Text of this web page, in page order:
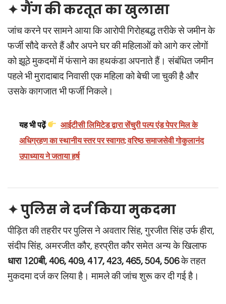
✦ गैंग की करतूत का खुलासा
जांच करने पर सामने आया कि आरोपी गिरोहबद्ध तरीके से जमीन के
फर्जी सौदे करते हैं और अपने घर की महिलाओं को आगे कर लोगों
को झूठे मुकदमों में फंसाने का हथकंडा अपनाते हैं। संबंधित जमीन
पहले भी मुरादाबाद निवासी एक महिला को बेची जा चुकी है और
उसके कागजात भी फर्जी निकले।
यह भी पढ़ें
आईटीसी लिमिटेड द्वारा सेंचुरी पल्प एंड पेपर मिल के
अधिग्रहण का स्थानीय स्तर पर स्वागत; वरिष्ठ समाजसेवी गोकुलानंद
उपाध्याय ने जताया हर्ष
✦ पुलिस ने दर्ज किया मुकदमा
पीड़ित की तहरीर पर पुलिस ने अवतार सिंह, गुरजीत सिंह उर्फ हीरा,
संदीप सिंह, अमरजीत कौर, हरप्रीत कौर समेत अन्य के खिलाफ
धारा 120बी, 406, 409, 417, 423, 465, 504, 506के तहत
मुकदमा दर्ज कर लिया है। मामले की जांच शुरू कर दी गई है।